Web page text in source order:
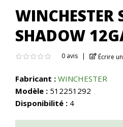
WINCHESTER
SHADOW
0 avis Écrire
Fabricant : WINCHESTER
Modèle : 512251292
Disponibilité : 4